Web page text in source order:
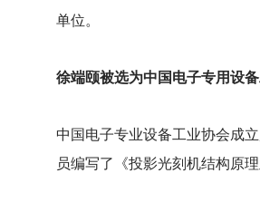
单位。
徐端颐被选为中国电子专用设
中国电子专业设备工业协会成
员编写了《投影光刻机结构原